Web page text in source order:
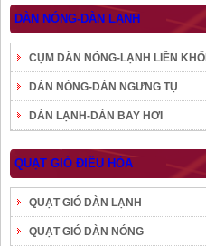
DÀN NÓNG-DÀN LẠNH
CỤM DÀN NÓNG-LẠNH LIỀN KHỐI
DÀN NÓNG-DÀN NGƯNG TỤ
DÀN LẠNH-DÀN BAY HƠI
QUẠT GIÓ ĐIỀU HÒA
QUẠT GIÓ DÀN LẠNH
QUẠT GIÓ DÀN NÓNG